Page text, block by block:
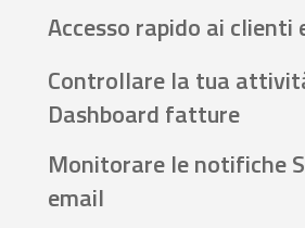
Accesso rapido ai
Controllare la tua
Dashboard fatture
Monitorare le notifiche
email